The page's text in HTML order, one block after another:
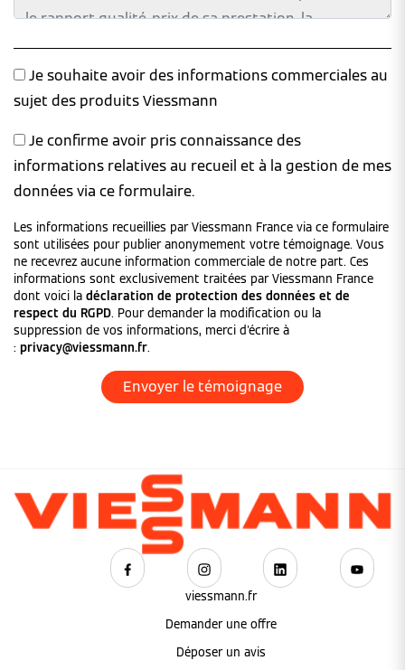
Je souhaite avoir des informations commerciales au
sujet des produits Viessmann
Je confirme avoir pris connaissance des
informations relatives au recueil et à la gestion de mes
données via ce formulaire.
Les informations recueillies par Viessmann France via ce formulaire
sont utilisées pour publier anonymement votre témoignage. Vous
ne recevrez aucune information commerciale de notre part. Ces
informations sont exclusivement traitées par Viessmann France
dont voici la déclaration de protection des données et de
respect du RGPD. Pour demander la modification ou la
suppression de vos informations, merci d'écrire à
: privacy@viessmann.fr.
viessmann.fr
Demander une offre
Déposer un avis